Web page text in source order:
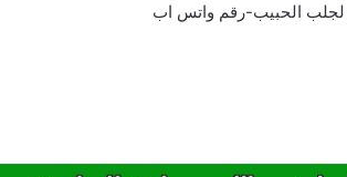
الحبيب-رقم واتس اب